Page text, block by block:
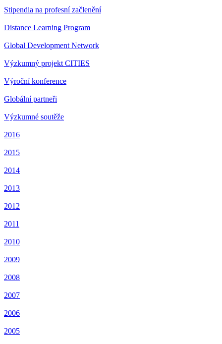
Stipendia na profesní začlenění
Distance Learning Program
Global Development Network
Výzkumný projekt CITIES
Výroční konference
Globální partneři
Výzkumné soutěže
2016
2015
2014
2013
2012
2011
2010
2009
2008
2007
2006
2005